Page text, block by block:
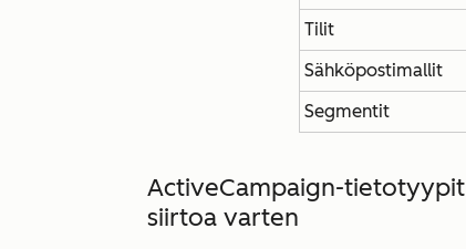
Tilit
Sähköpostimallit
Segmentit
ActiveCampaign-tietotyypit
siirtoa varten